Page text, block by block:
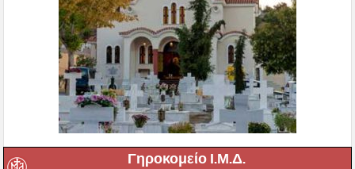
Γηροκομείο Ι.Μ.Δ.